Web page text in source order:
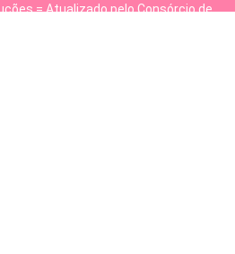
= Atualizado pelo Consórcio de